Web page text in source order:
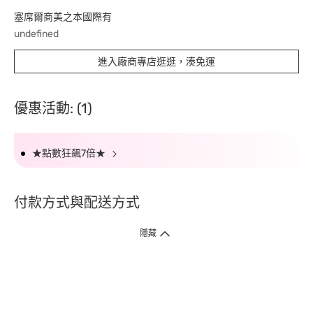
塞席爾商美之本國際有
undefined
進入廠商專店逛逛，湊免運
優惠活動: (1)
★點數狂飆7倍★
付款方式與配送方式
隱藏